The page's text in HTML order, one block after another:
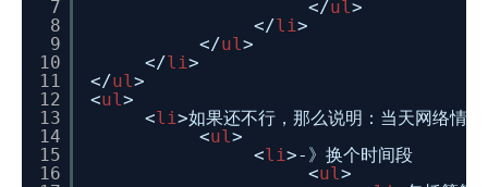
7
8
9
10
11
12
13
14
15
16
</ul>
</li>
</ul>
</li>
</ul>
<ul>
<li>如果还不行，那么说明：当天网络情
<ul>
<li>-》换个时间段
<ul>